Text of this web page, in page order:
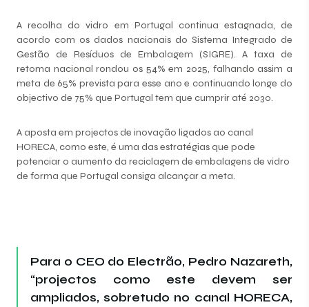
A recolha do vidro em Portugal continua estagnada, de
acordo com os dados nacionais do Sistema Integrado de
Gestão de Resíduos de Embalagem (SIGRE). A taxa de
retoma nacional rondou os 54% em 2025, falhando assim a
meta de 65% prevista para esse ano e continuando longe do
objectivo de 75% que Portugal tem que cumprir até 2030.
A aposta em projectos de inovação ligados ao canal
HORECA, como este, é uma das estratégias que pode
potenciar o aumento da reciclagem de embalagens de vidro
de forma que Portugal consiga alcançar a meta.
Para o CEO do Electrão, Pedro Nazareth,
“projectos como este devem ser
ampliados, sobretudo no canal HORECA,